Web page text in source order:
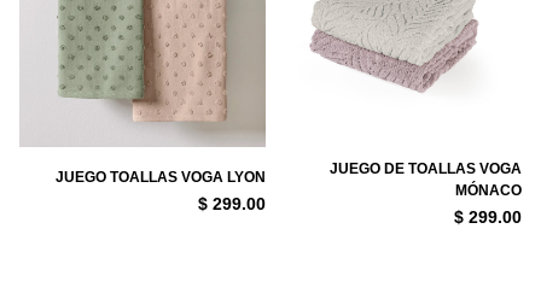
JUEGO TOALLAS VOGA LYON
$ 299.00
JUEGO DE TOALLAS VOGA
MÓNACO
$ 299.00